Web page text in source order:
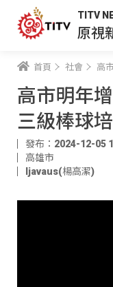
TITV
原視
首頁 社會 高
高市明年
三級棒球
發布：2024-12-05
高雄市
ljavaus(楊高潔)